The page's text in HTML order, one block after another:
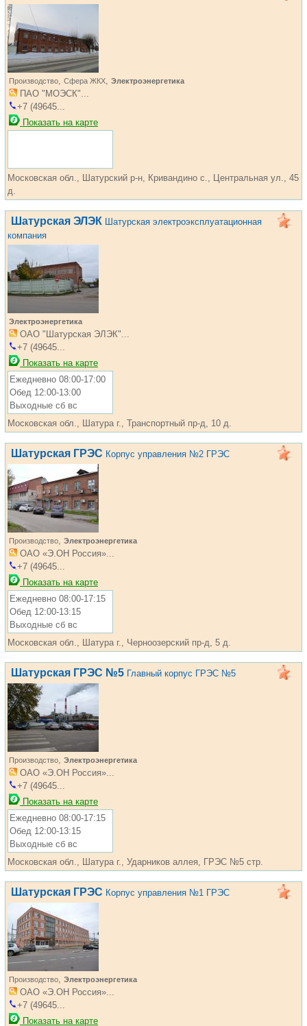
Производство, Сфера ЖКХ, Электроэнергетика
ПАО "МОЭСК"...
+7 (49645...
Показать на карте
Московская обл., Шатурский р-н, Кривандино с., Центральная ул., 45
д.
Шатурская ЭЛЭК Шатурская электроэксплуатационная
компания
Электроэнергетика
ОАО "Шатурская ЭЛЭК"...
+7 (49645...
Показать на карте
Ежедневно 08:00-17:00
Обед 12:00-13:00
Выходные сб вс
Московская обл., Шатура г., Транспортный пр-д, 10 д.
Шатурская ГРЭС Корпус управления №2 ГРЭС
Производство, Электроэнергетика
ОАО «Э.ОН Россия»...
+7 (49645...
Показать на карте
Ежедневно 08:00-17:15
Обед 12:00-13:15
Выходные сб вс
Московская обл., Шатура г., Черноозерский пр-д, 5 д.
Шатурская ГРЭС №5 Главный корпус ГРЭС №5
Производство, Электроэнергетика
ОАО «Э.ОН Россия»...
+7 (49645...
Показать на карте
Ежедневно 08:00-17:15
Обед 12:00-13:15
Выходные сб вс
Московская обл., Шатура г., Ударников аллея, ГРЭС №5 стр.
Шатурская ГРЭС Корпус управления №1 ГРЭС
Производство, Электроэнергетика
ОАО «Э.ОН Россия»...
+7 (49645...
Показать на карте